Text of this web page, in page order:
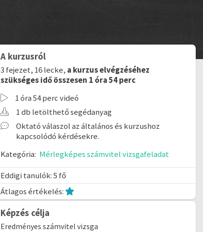
A kurzusról
3 fejezet, 16 lecke, a kurzus elvégzéséhez
szükséges idő összesen 1 óra 54 perc
1 óra 54 perc videó
1 db letölthető segédanyag
Oktató válaszol az általános és kurzushoz
kapcsolódó kérdésekre.
Kategória: Mérlegképes számvitel vizsgafeladat
Eddigi tanulók: 5 fő
Átlagos értékelés:
Képzés célja
Eredményes számvitel vizsga